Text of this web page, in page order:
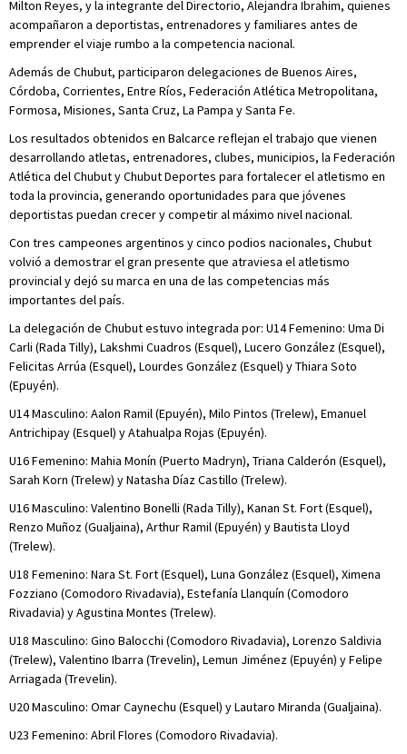
Milton Reyes, y la integrante del Directorio, Alejandra Ibrahim, quienes
acompañaron a deportistas, entrenadores y familiares antes de
emprender el viaje rumbo a la competencia nacional.
Además de Chubut, participaron delegaciones de Buenos Aires,
Córdoba, Corrientes, Entre Ríos, Federación Atlética Metropolitana,
Formosa, Misiones, Santa Cruz, La Pampa y Santa Fe.
Los resultados obtenidos en Balcarce reflejan el trabajo que vienen
desarrollando atletas, entrenadores, clubes, municipios, la Federación
Atlética del Chubut y Chubut Deportes para fortalecer el atletismo en
toda la provincia, generando oportunidades para que jóvenes
deportistas puedan crecer y competir al máximo nivel nacional.
Con tres campeones argentinos y cinco podios nacionales, Chubut
volvió a demostrar el gran presente que atraviesa el atletismo
provincial y dejó su marca en una de las competencias más
importantes del país.
La delegación de Chubut estuvo integrada por: U14 Femenino: Uma Di
Carli (Rada Tilly), Lakshmi Cuadros (Esquel), Lucero González (Esquel),
Felicitas Arrúa (Esquel), Lourdes González (Esquel) y Thiara Soto
(Epuyén).
U14 Masculino: Aalon Ramil (Epuyén), Milo Pintos (Trelew), Emanuel
Antrichipay (Esquel) y Atahualpa Rojas (Epuyén).
U16 Femenino: Mahia Monín (Puerto Madryn), Triana Calderón (Esquel),
Sarah Korn (Trelew) y Natasha Díaz Castillo (Trelew).
U16 Masculino: Valentino Bonelli (Rada Tilly), Kanan St. Fort (Esquel),
Renzo Muñoz (Gualjaina), Arthur Ramil (Epuyén) y Bautista Lloyd
(Trelew).
U18 Femenino: Nara St. Fort (Esquel), Luna González (Esquel), Ximena
Fozziano (Comodoro Rivadavia), Estefanía Llanquín (Comodoro
Rivadavia) y Agustina Montes (Trelew).
U18 Masculino: Gino Balocchi (Comodoro Rivadavia), Lorenzo Saldivia
(Trelew), Valentino Ibarra (Trevelin), Lemun Jiménez (Epuyén) y Felipe
Arriagada (Trevelin).
U20 Masculino: Omar Caynechu (Esquel) y Lautaro Miranda (Gualjaina).
U23 Femenino: Abril Flores (Comodoro Rivadavia).